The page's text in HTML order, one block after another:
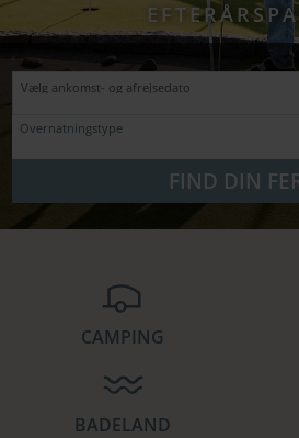
Overnatningstype
FIND DIN
CAMPING
BADELAND